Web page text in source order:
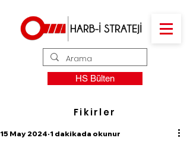
HS Bülten
Fikirler
15 May 2024 1 dakikada okunur